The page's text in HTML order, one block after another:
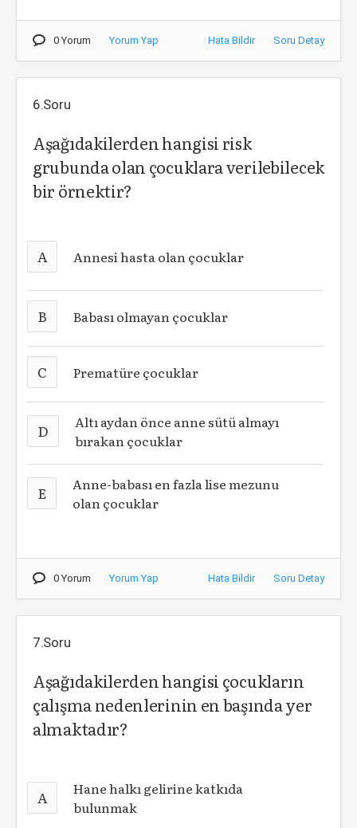
0 Yorum Yorum Yap Hata Bildir Soru Detay
6.Soru
Aşağıdakilerden hangisi risk
grubunda olan çocuklara verilebilecek
bir örnektir?
A Annesi hasta olan çocuklar
B Babası olmayan çocuklar
C Prematüre çocuklar
D
Altı aydan önce anne sütü almayı
bırakan çocuklar
E
Anne-babası en fazla lise mezunu
olan çocuklar
0 Yorum Yorum Yap Hata Bildir Soru Detay
7.Soru
Aşağıdakilerden hangisi çocukların
çalışma nedenlerinin en başında yer
almaktadır?
A
Hane halkı gelirine katkıda
bulunmak